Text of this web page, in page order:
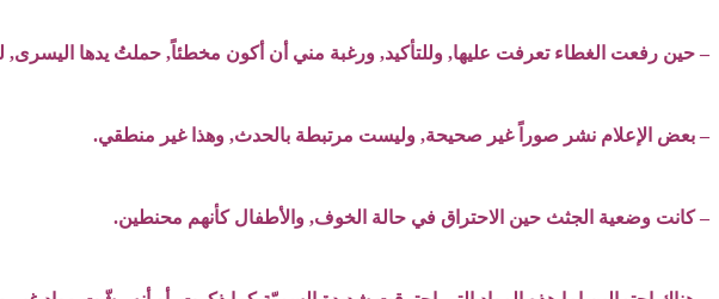
– حين رفعت الغطاء تعرفت عليها, وللتأكيد, ورغبة مني أن أكون مخطئاً, حملتُ يدها اليسرى,
– بعض الإعلام نشر صوراً غير صحيحة, وليست مرتبطة بالحدث, وهذا غير منطقي.
– كانت وضعية الجثث حين الاحتراق في حالة الخوف, والأطفال كأنهم محنطين.